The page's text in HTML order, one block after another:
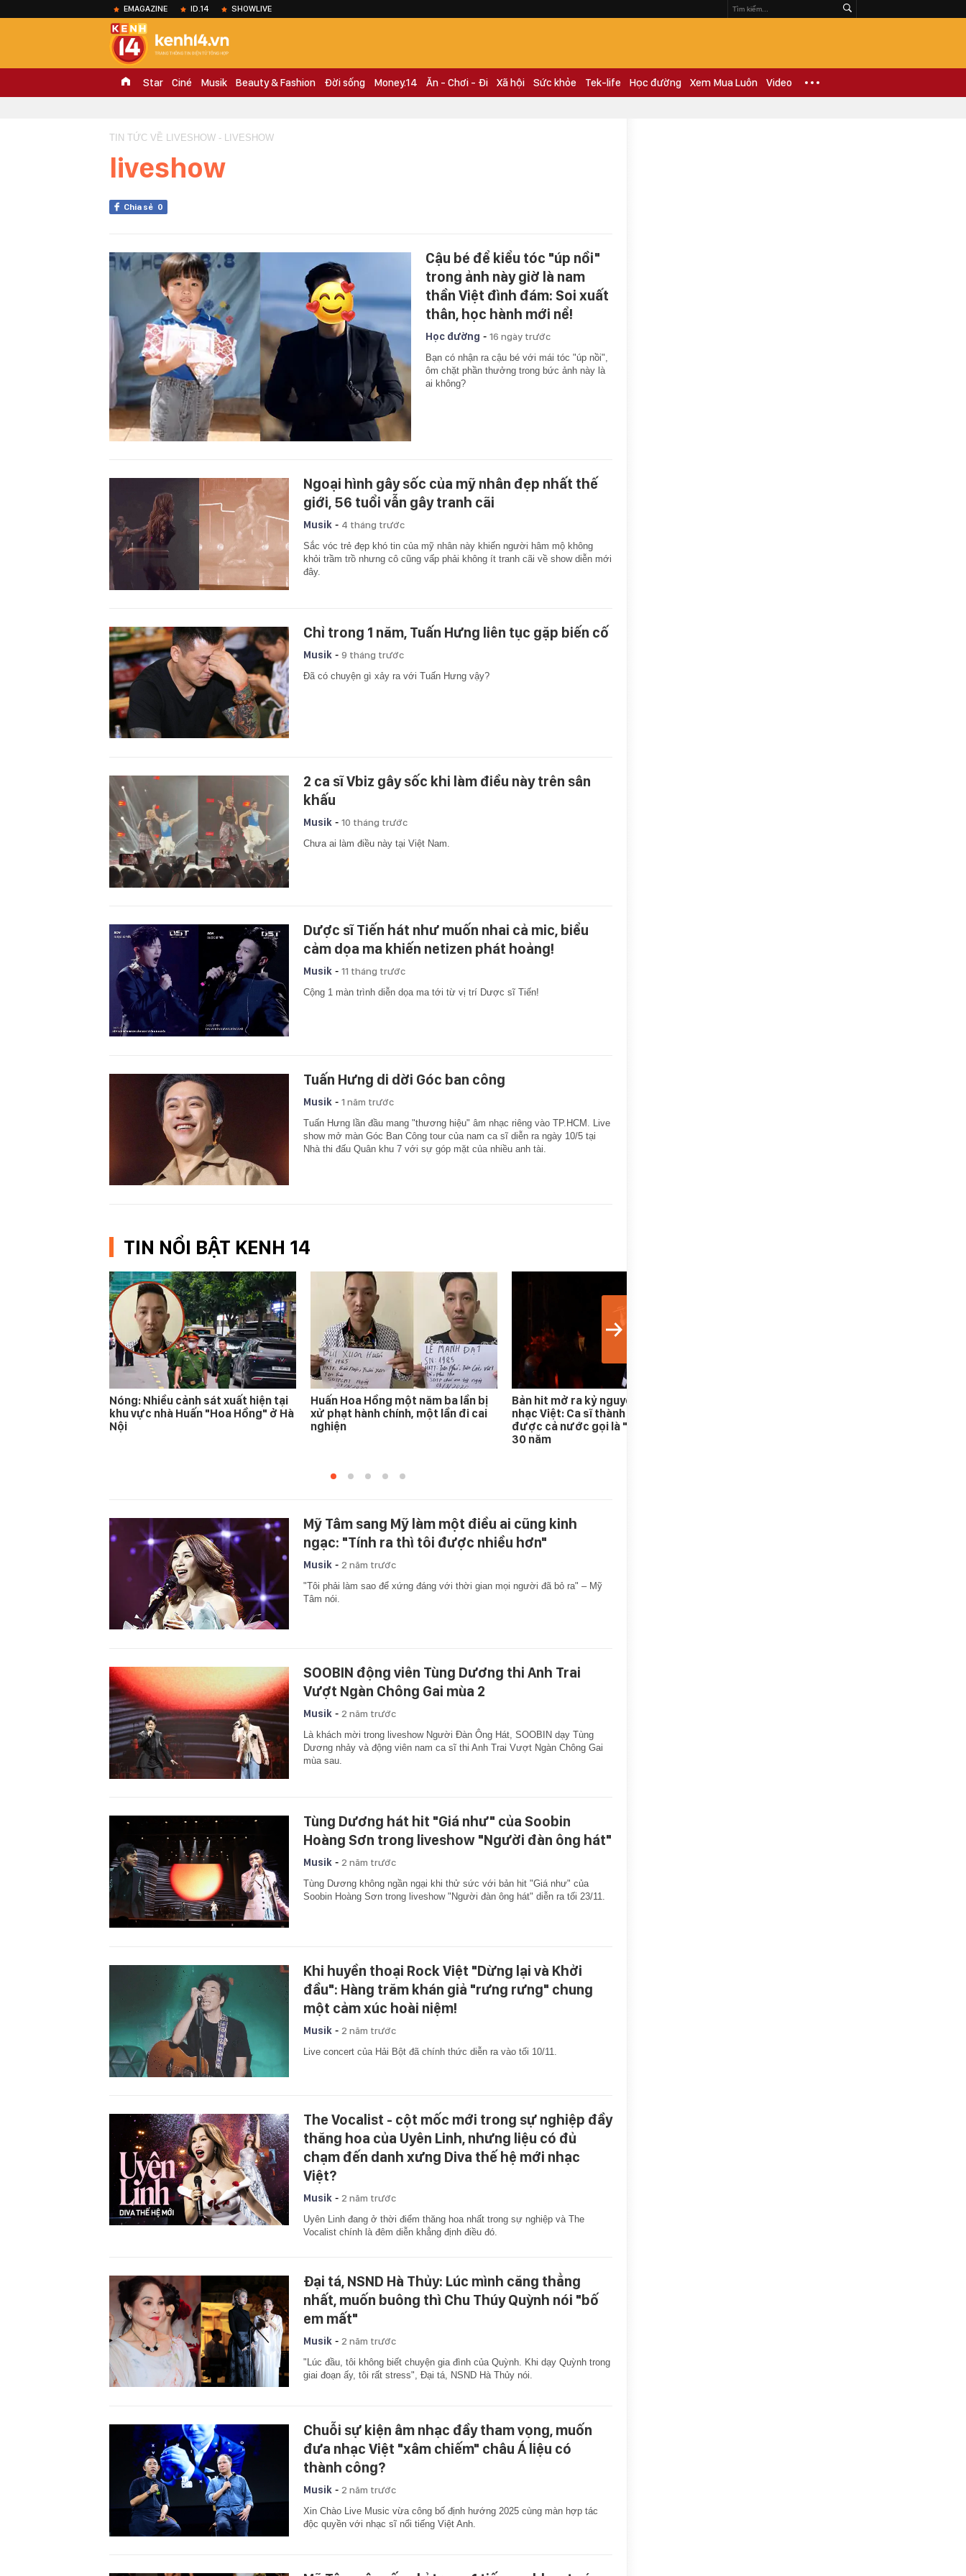
EMAGAZINE ID.14 SHOWLIVE
Star Ciné Musik Beauty & Fashion Đời sống Money.14 Ăn - Chơi - Đi Xã hội Sức khỏe Tek-life Học đường Xem Mua Luôn Video
TIN TỨC VỀ LIVESHOW - LIVESHOW
liveshow
Chia sẻ 0
Cậu bé để kiểu tóc "úp nồi"
trong ảnh này giờ là nam
thần Việt đình đám: Soi xuất
thân, học hành mới nể!
Học đường - 16 ngày trước
Bạn có nhận ra cậu bé với mái tóc "úp nồi",
ôm chặt phần thưởng trong bức ảnh này là
ai không?
Ngoại hình gây sốc của mỹ nhân đẹp nhất thế
giới, 56 tuổi vẫn gây tranh cãi
Musik - 4 tháng trước
Sắc vóc trẻ đẹp khó tin của mỹ nhân này khiến người hâm mộ không
khỏi trầm trồ nhưng cô cũng vấp phải không ít tranh cãi về show diễn mới
đây.
Chỉ trong 1 năm, Tuấn Hưng liên tục gặp biến cố
Musik - 9 tháng trước
Đã có chuyện gì xảy ra với Tuấn Hưng vậy?
2 ca sĩ Vbiz gây sốc khi làm điều này trên sân
khấu
Musik - 10 tháng trước
Chưa ai làm điều này tại Việt Nam.
Dược sĩ Tiến hát như muốn nhai cả mic, biểu
cảm dọa ma khiến netizen phát hoảng!
Musik - 11 tháng trước
Cộng 1 màn trình diễn dọa ma tới từ vị trí Dược sĩ Tiến!
Tuấn Hưng di dời Góc ban công
Musik - 1 năm trước
Tuấn Hưng lần đầu mang "thương hiệu" âm nhạc riêng vào TP.HCM. Live
show mở màn Góc Ban Công tour của nam ca sĩ diễn ra ngày 10/5 tại
Nhà thi đấu Quân khu 7 với sự góp mặt của nhiều anh tài.
TIN NỔI BẬT KENH 14
Nóng: Nhiều cảnh sát xuất hiện tại
khu vực nhà Huấn "Hoa Hồng" ở Hà
Nội
Huấn Hoa Hồng một năm ba lần bị
xử phạt hành chính, một lần đi cai
nghiện
Bản hit mở ra kỷ nguyên mới của
nhạc Việt: Ca sĩ thành hiện tượng
được cả nước gọi là "Anh Hai" gần
30 năm
Mỹ Tâm sang Mỹ làm một điều ai cũng kinh
ngạc: "Tính ra thì tôi được nhiều hơn"
Musik - 2 năm trước
"Tôi phải làm sao để xứng đáng với thời gian mọi người đã bỏ ra" – Mỹ
Tâm nói.
SOOBIN động viên Tùng Dương thi Anh Trai
Vượt Ngàn Chông Gai mùa 2
Musik - 2 năm trước
Là khách mời trong liveshow Người Đàn Ông Hát, SOOBIN dạy Tùng
Dương nhảy và động viên nam ca sĩ thi Anh Trai Vượt Ngàn Chông Gai
mùa sau.
Tùng Dương hát hit "Giá như" của Soobin
Hoàng Sơn trong liveshow "Người đàn ông hát"
Musik - 2 năm trước
Tùng Dương không ngần ngại khi thử sức với bản hit "Giá như" của
Soobin Hoàng Sơn trong liveshow "Người đàn ông hát" diễn ra tối 23/11.
Khi huyền thoại Rock Việt "Dừng lại và Khởi
đầu": Hàng trăm khán giả "rưng rưng" chung
một cảm xúc hoài niệm!
Musik - 2 năm trước
Live concert của Hải Bột đã chính thức diễn ra vào tối 10/11.
The Vocalist - cột mốc mới trong sự nghiệp đầy
thăng hoa của Uyên Linh, nhưng liệu có đủ
chạm đến danh xưng Diva thế hệ mới nhạc
Việt?
Musik - 2 năm trước
Uyên Linh đang ở thời điểm thăng hoa nhất trong sự nghiệp và The
Vocalist chính là đêm diễn khẳng định điều đó.
Đại tá, NSND Hà Thủy: Lúc mình căng thẳng
nhất, muốn buông thì Chu Thúy Quỳnh nói "bố
em mất"
Musik - 2 năm trước
"Lúc đầu, tôi không biết chuyện gia đình của Quỳnh. Khi dạy Quỳnh trong
giai đoạn ấy, tôi rất stress", Đại tá, NSND Hà Thủy nói.
Chuỗi sự kiện âm nhạc đầy tham vọng, muốn
đưa nhạc Việt "xâm chiếm" châu Á liệu có
thành công?
Musik - 2 năm trước
Xin Chào Live Music vừa công bố định hướng 2025 cùng màn hợp tác
độc quyền với nhạc sĩ nổi tiếng Việt Anh.